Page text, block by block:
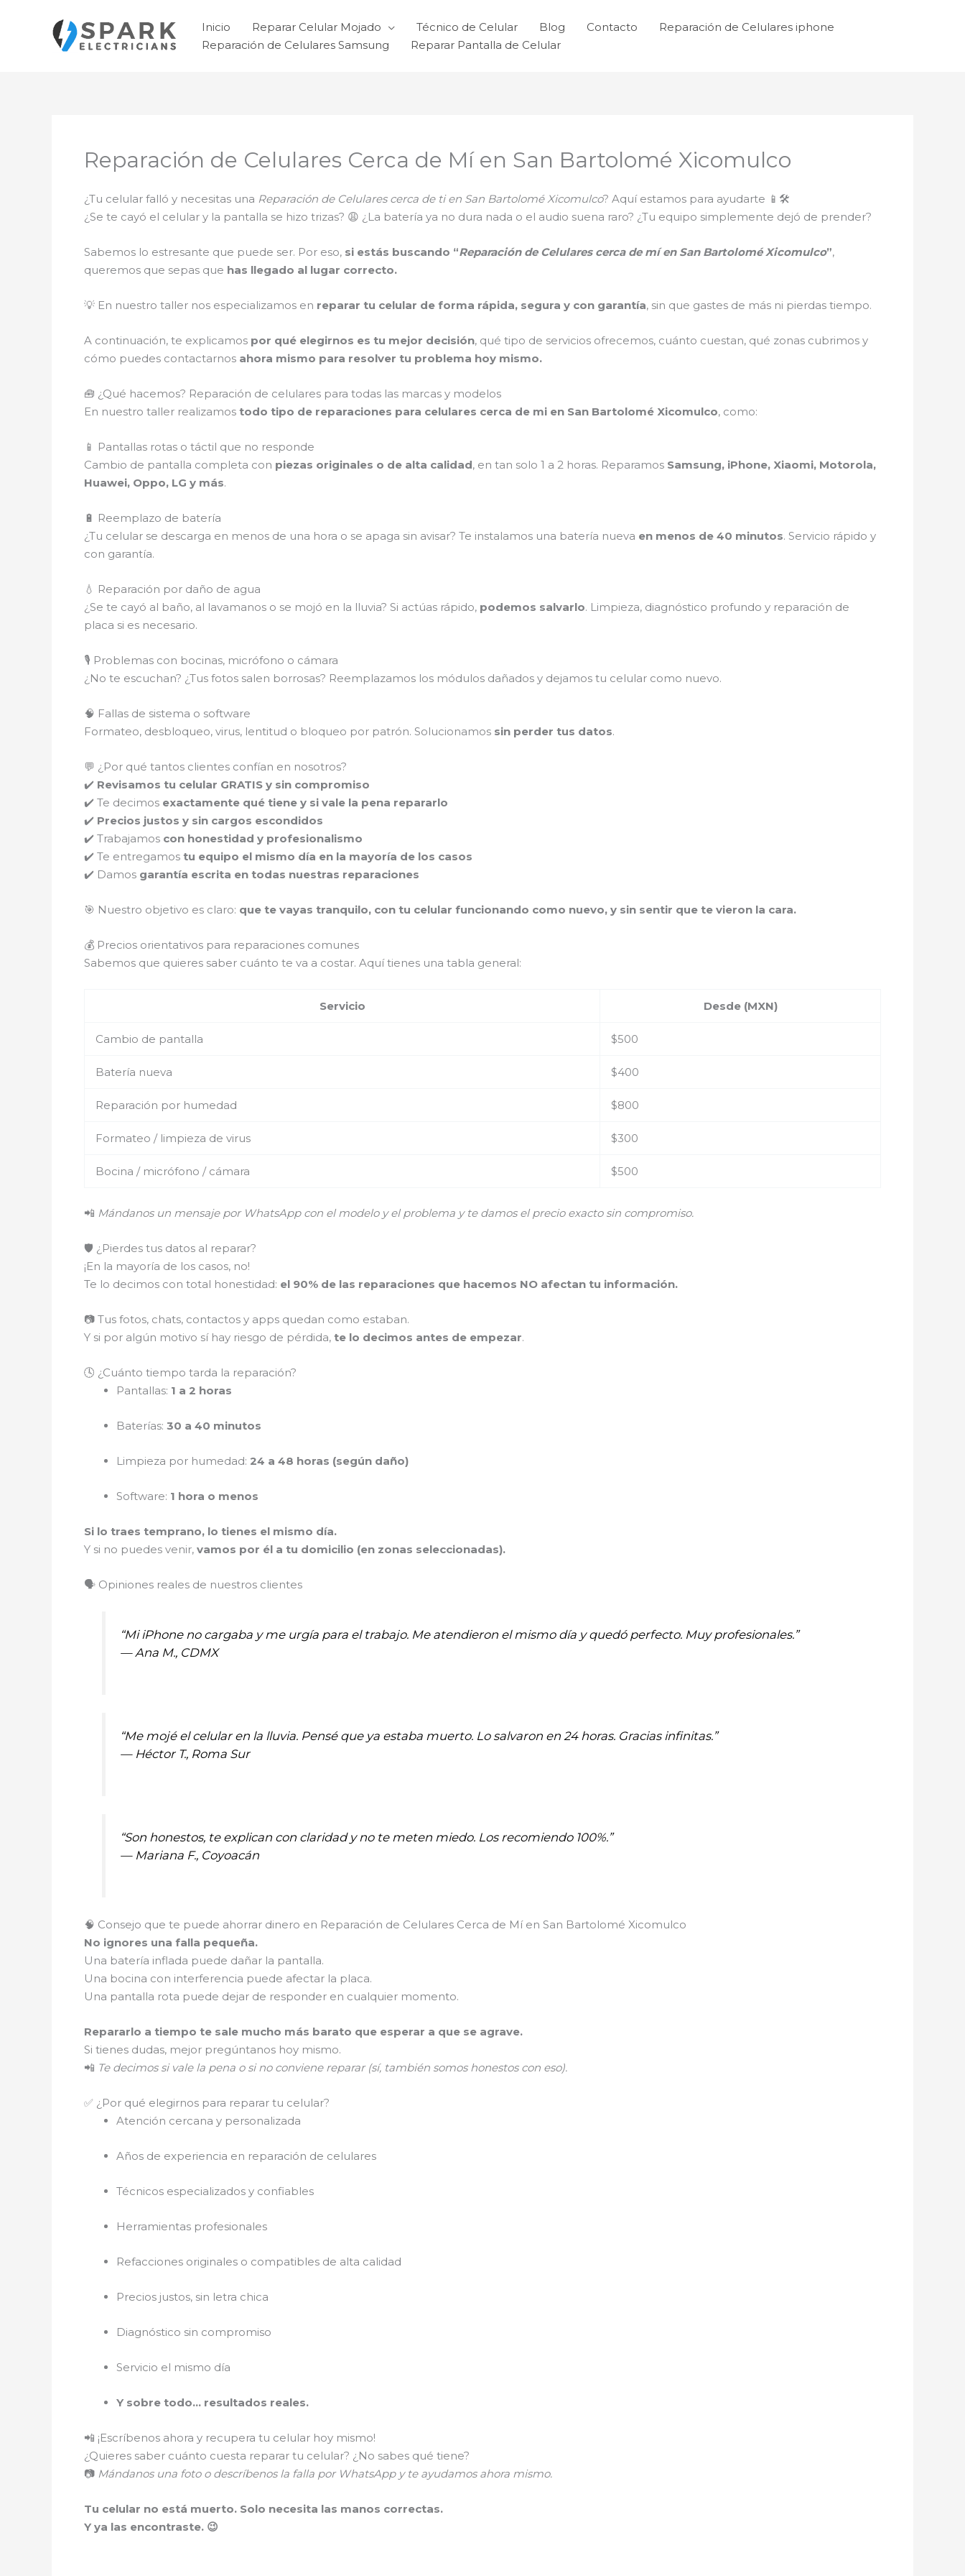
contenido
Inicio Reparar Celular Mojado Técnico de Celular Blog Contacto
Reparación de Celulares iphone
Reparación de Celulares Samsung
Reparar Pantalla de Celular
Reparación de Celulares Cerca de Mí en San Bartolomé Xicomulco
¿Tu celular falló y necesitas una Reparación de Celulares cerca de ti en San Bartolomé Xicomulco? Aquí estamos para ayudarte 📱🛠️
¿Se te cayó el celular y la pantalla se hizo trizas? 😩 ¿La batería ya no dura nada o el audio suena raro? ¿Tu equipo simplemente dejó de prender?
Sabemos lo estresante que puede ser. Por eso, si estás buscando “Reparación de Celulares cerca de mí en San Bartolomé Xicomulco”,
queremos que sepas que has llegado al lugar correcto.
💡 En nuestro taller nos especializamos en reparar tu celular de forma rápida, segura y con garantía, sin que gastes de más ni pierdas tiempo.
A continuación, te explicamos por qué elegirnos es tu mejor decisión, qué tipo de servicios ofrecemos, cuánto cuestan, qué zonas cubrimos y
cómo puedes contactarnos ahora mismo para resolver tu problema hoy mismo.
🧰 ¿Qué hacemos? Reparación de celulares para todas las marcas y modelos
En nuestro taller realizamos todo tipo de reparaciones para celulares cerca de mi en San Bartolomé Xicomulco, como:
📱 Pantallas rotas o táctil que no responde
Cambio de pantalla completa con piezas originales o de alta calidad, en tan solo 1 a 2 horas. Reparamos Samsung, iPhone, Xiaomi, Motorola,
Huawei, Oppo, LG y más.
🔋 Reemplazo de batería
¿Tu celular se descarga en menos de una hora o se apaga sin avisar? Te instalamos una batería nueva en menos de 40 minutos. Servicio rápido y
con garantía.
💧 Reparación por daño de agua
¿Se te cayó al baño, al lavamanos o se mojó en la lluvia? Si actúas rápido, podemos salvarlo. Limpieza, diagnóstico profundo y reparación de
placa si es necesario.
🎙️ Problemas con bocinas, micrófono o cámara
¿No te escuchan? ¿Tus fotos salen borrosas? Reemplazamos los módulos dañados y dejamos tu celular como nuevo.
🧠 Fallas de sistema o software
Formateo, desbloqueo, virus, lentitud o bloqueo por patrón. Solucionamos sin perder tus datos.
💬 ¿Por qué tantos clientes confían en nosotros?
✔️ Revisamos tu celular GRATIS y sin compromiso
✔️ Te decimos exactamente qué tiene y si vale la pena repararlo
✔️ Precios justos y sin cargos escondidos
✔️ Trabajamos con honestidad y profesionalismo
✔️ Te entregamos tu equipo el mismo día en la mayoría de los casos
✔️ Damos garantía escrita en todas nuestras reparaciones
🎯 Nuestro objetivo es claro: que te vayas tranquilo, con tu celular funcionando como nuevo, y sin sentir que te vieron la cara.
💰 Precios orientativos para reparaciones comunes
Sabemos que quieres saber cuánto te va a costar. Aquí tienes una tabla general:
Servicio Desde (MXN)
Cambio de pantalla $500
Batería nueva $400
Reparación por humedad $800
Formateo / limpieza de virus $300
Bocina / micrófono / cámara $500
📲 Mándanos un mensaje por WhatsApp con el modelo y el problema y te damos el precio exacto sin compromiso.
🛡️ ¿Pierdes tus datos al reparar?
¡En la mayoría de los casos, no!
Te lo decimos con total honestidad: el 90% de las reparaciones que hacemos NO afectan tu información.
📷 Tus fotos, chats, contactos y apps quedan como estaban.
Y si por algún motivo sí hay riesgo de pérdida, te lo decimos antes de empezar.
🕓 ¿Cuánto tiempo tarda la reparación?
Pantallas: 1 a 2 horas
Baterías: 30 a 40 minutos
Limpieza por humedad: 24 a 48 horas (según daño)
Software: 1 hora o menos
Si lo traes temprano, lo tienes el mismo día.
Y si no puedes venir, vamos por él a tu domicilio (en zonas seleccionadas).
🗣️ Opiniones reales de nuestros clientes
“Mi iPhone no cargaba y me urgía para el trabajo. Me atendieron el mismo día y quedó perfecto. Muy profesionales.”
— Ana M., CDMX
“Me mojé el celular en la lluvia. Pensé que ya estaba muerto. Lo salvaron en 24 horas. Gracias infinitas.”
— Héctor T., Roma Sur
“Son honestos, te explican con claridad y no te meten miedo. Los recomiendo 100%.”
— Mariana F., Coyoacán
🧠 Consejo que te puede ahorrar dinero en Reparación de Celulares Cerca de Mí en San Bartolomé Xicomulco
No ignores una falla pequeña.
Una batería inflada puede dañar la pantalla.
Una bocina con interferencia puede afectar la placa.
Una pantalla rota puede dejar de responder en cualquier momento.
Repararlo a tiempo te sale mucho más barato que esperar a que se agrave.
Si tienes dudas, mejor pregúntanos hoy mismo.
📲 Te decimos si vale la pena o si no conviene reparar (sí, también somos honestos con eso).
✅ ¿Por qué elegirnos para reparar tu celular?
Atención cercana y personalizada
Años de experiencia en reparación de celulares
Técnicos especializados y confiables
Herramientas profesionales
Refacciones originales o compatibles de alta calidad
Precios justos, sin letra chica
Diagnóstico sin compromiso
Servicio el mismo día
Y sobre todo… resultados reales.
📲 ¡Escríbenos ahora y recupera tu celular hoy mismo!
¿Quieres saber cuánto cuesta reparar tu celular? ¿No sabes qué tiene?
📷 Mándanos una foto o descríbenos la falla por WhatsApp y te ayudamos ahora mismo.
Tu celular no está muerto. Solo necesita las manos correctas.
Y ya las encontraste. 😉